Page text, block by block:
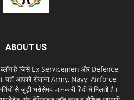
ABOUT US
है जिसे Ex‑Servicemen और Defence
यहाँ आपको रोज़ाना Army, Navy, Airforce,
से जुड़ी भरोसेमंद जानकारी हिंदी में मिलती है।